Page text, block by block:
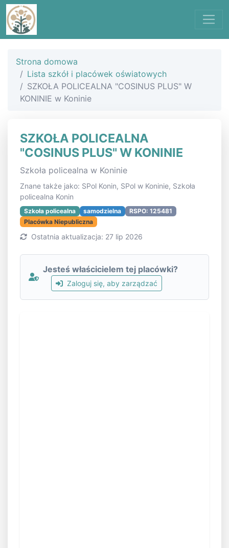
Strona domowa
Lista szkół i placówek oświatowych
SZKOŁA POLICEALNA "COSINUS PLUS" W
KONINIE w Koninie
SZKOŁA POLICEALNA
"COSINUS PLUS" W KONINIE
Szkoła policealna w Koninie
Znane także jako: SPol Konin, SPol w Koninie, Szkoła
policealna Konin
Szkoła policealna samodzielna
RSPO: 125481
Placówka Niepubliczna
Ostatnia aktualizacja: 27 lip 2026
Jesteś właścicielem tej placówki?
Zaloguj się, aby zarządzać